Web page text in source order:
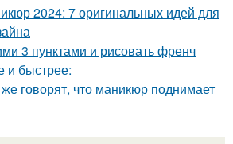
2024: 7 оригинальных идей для
3 пунктами и рисовать френч
и быстрее:
говорят, что маникюр поднимает